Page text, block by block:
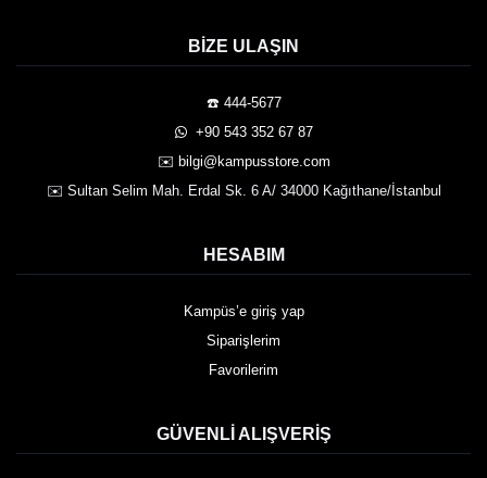
BIZE ULAŞIN
☎️ 444-5677
️ +90 543 352 67 87
✉️ bilgi@kampusstore.com
✉️ Sultan Selim Mah. Erdal Sk. 6 A/ 34000 Kağıthane/İstanbul
HESABIM
Kampüs’e giriş yap
Siparişlerim
Favorilerim
GÜVENLI ALIŞVERIŞ